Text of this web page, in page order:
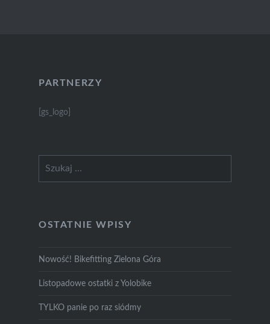
PARTNERZY
[gs_logo]
OSTATNIE WPISY
Nowość! Bikefitting Zielona Góra
Listopadowe ostatki z Yolobike
TYLKO panie po raz siódmy